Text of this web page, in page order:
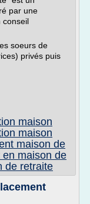
par une
conseil
soeurs de
privés puis
maison
maison
maison de
maison de
de retraite